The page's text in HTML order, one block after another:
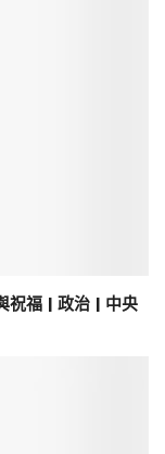
祝福 | 政治 | 中央